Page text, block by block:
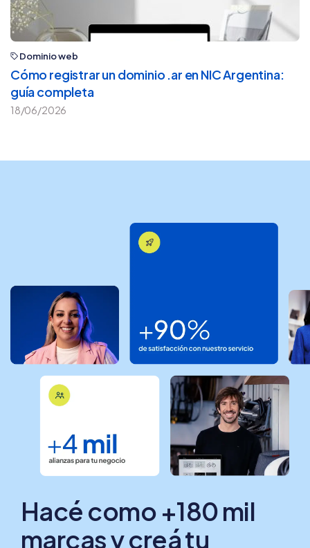
Dominio web
Cómo registrar un dominio .ar en NIC Argentina:
guía completa
18/06/2026
Hacé como +180 mil
marcas y creá tu